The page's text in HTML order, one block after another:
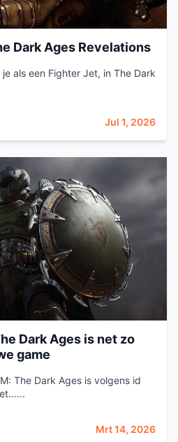
Dark Ages Revelations
als een Fighter Jet, in The Dark
Jul 1, 2026
Dark Ages is net zo
game
The Dark Ages is volgens id
Mrt 14, 2026